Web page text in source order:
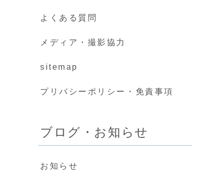
よくある質問
メディア・撮影協力
sitemap
プリバシーポリシー・免責事項
ブログ・お知らせ
お知らせ